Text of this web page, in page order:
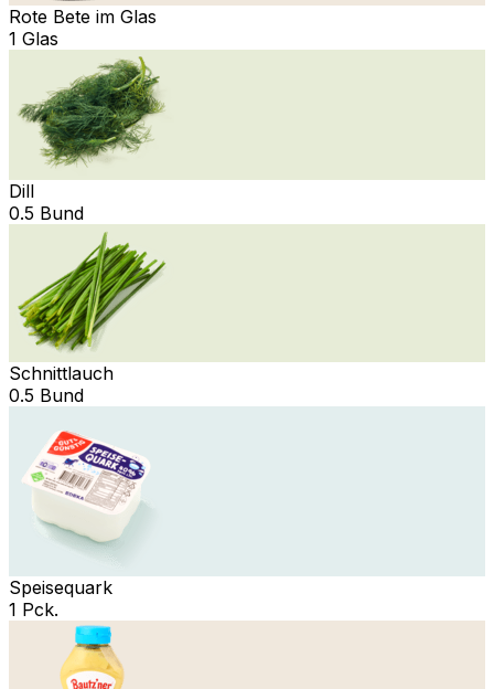
Rote Bete im Glas
1 Glas
Dill
0.5 Bund
Schnittlauch
0.5 Bund
Speisequark
1 Pck.